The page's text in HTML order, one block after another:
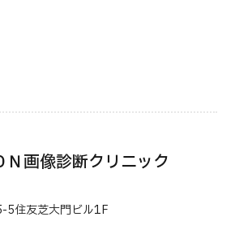
Ｎ画像診断クリニック
5住友芝大門ビル1F